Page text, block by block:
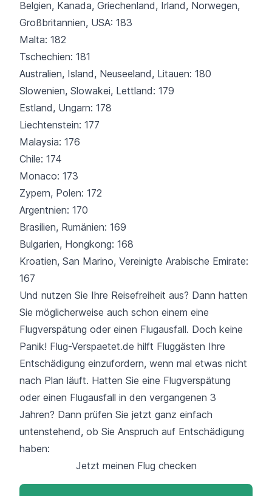
Belgien, Kanada, Griechenland, Irland, Norwegen,
Großbritannien, USA: 183
Malta: 182
Tschechien: 181
Australien, Island, Neuseeland, Litauen: 180
Slowenien, Slowakei, Lettland: 179
Estland, Ungarn: 178
Liechtenstein: 177
Malaysia: 176
Chile: 174
Monaco: 173
Zypern, Polen: 172
Argentnien: 170
Brasilien, Rumänien: 169
Bulgarien, Hongkong: 168
Kroatien, San Marino, Vereinigte Arabische Emirate:
167
Und nutzen Sie Ihre Reisefreiheit aus? Dann hatten
Sie möglicherweise auch schon einem eine
Flugverspätung oder einen Flugausfall. Doch keine
Panik! Flug-Verspaetet.de hilft Fluggästen Ihre
Entschädigung einzufordern, wenn mal etwas nicht
nach Plan läuft. Hatten Sie eine Flugverspätung
oder einen Flugausfall in den vergangenen 3
Jahren? Dann prüfen Sie jetzt ganz einfach
untenstehend, ob Sie Anspruch auf Entschädigung
haben:
Jetzt meinen Flug checken